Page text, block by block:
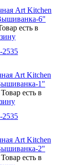
Art Kitchen
6"
есть в
2535
Art Kitchen
1"
Товар есть в
2535
Art Kitchen
2"
Товар есть в